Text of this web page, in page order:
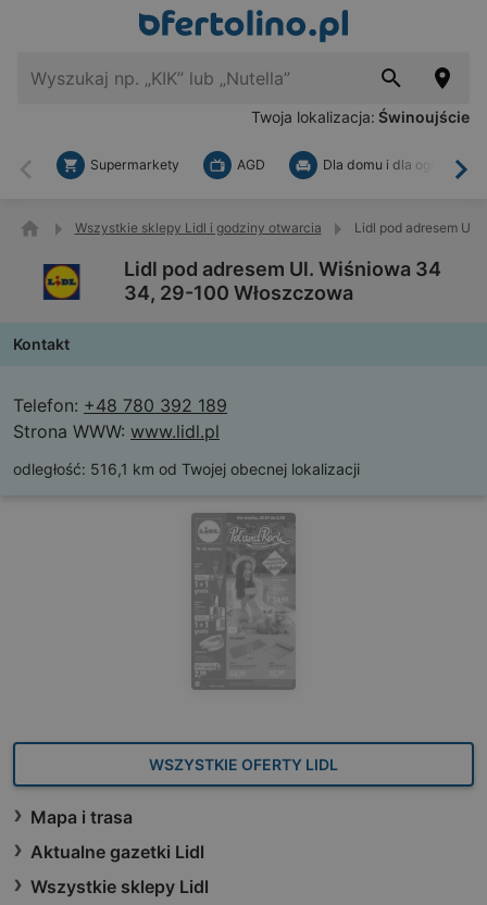
Twoja lokalizacja: Świnoujście
Wstecz
Supermarkety AGD Dla domu i dla ogrodu
Wszystkie sklepy Lidl i godziny otwarcia Lidl pod adresem Ul.
Lidl pod adresem Ul. Wiśniowa 34
34, 29-100 Włoszczowa
Kontakt
Telefon: +48 780 392 189
Strona WWW: www.lidl.pl
odległość: 516,1 km od Twojej obecnej lokalizacji
WSZYSTKIE OFERTY LIDL
Mapa i trasa
Aktualne gazetki Lidl
Wszystkie sklepy Lidl